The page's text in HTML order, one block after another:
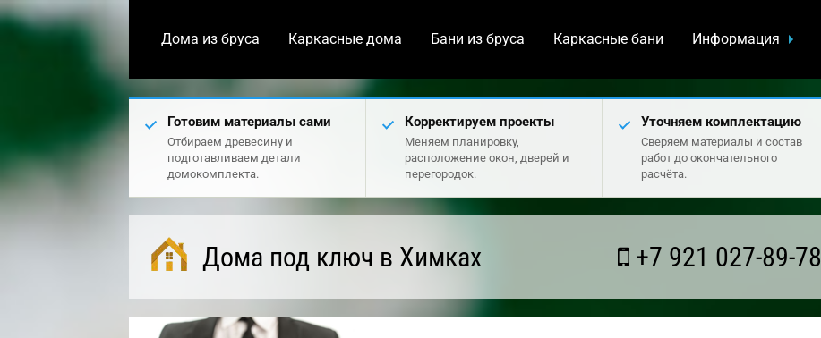
Дома из бруса Каркасные дома Бани из бруса Каркасные бани Информация
Готовим материалы сами
Отбираем древесину и
подготавливаем детали
домокомплекта.
Корректируем проекты
Меняем планировку,
расположение окон, дверей и
перегородок.
Уточняем комплектацию
Сверяем материалы и состав
работ до окончательного
расчёта.
Дома под ключ в Химках +7 921 027-89-78